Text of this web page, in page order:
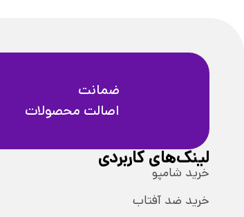
ضمانت
اصالت محصولات
لینک‌های کاربردی
خرید شامپو
خرید ضد آفتاب